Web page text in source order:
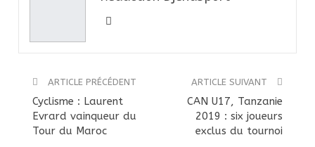
ARTICLE PRÉCÉDENT
Cyclisme : Laurent
Evrard vainqueur du
Tour du Maroc
ARTICLE SUIVANT
CAN U17, Tanzanie
2019 : six joueurs
exclus du tournoi